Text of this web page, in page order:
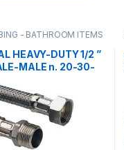
- BATHROOM ITEMS
HEAVY-DUTY 1/2 ”
MALE n. 20-30-
60-80-100cm